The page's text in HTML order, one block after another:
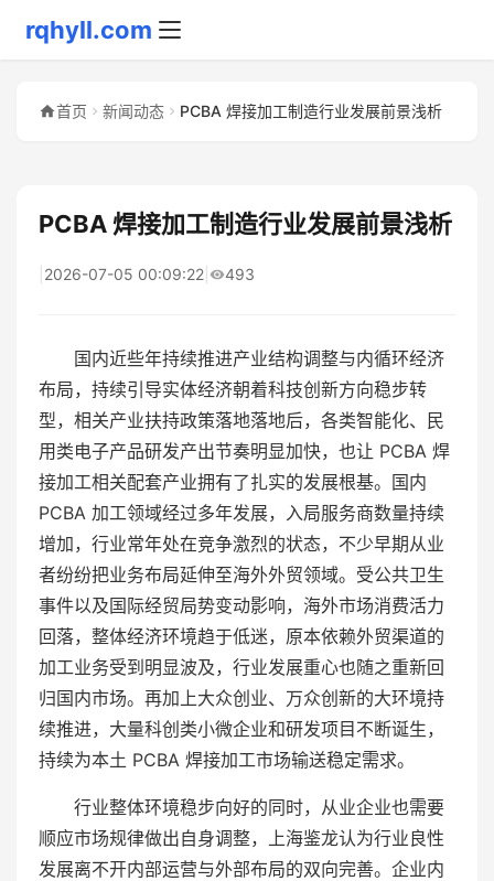
rqhyll.com
首页 新闻动态 PCBA 焊接加工制造行业发展前景浅析
PCBA 焊接加工制造行业发展前景浅析
2026-07-05 00:09:22 493
国内近些年持续推进产业结构调整与内循环经济
布局，持续引导实体经济朝着科技创新方向稳步转
型，相关产业扶持政策落地落地后，各类智能化、民
用类电子产品研发产出节奏明显加快，也让 PCBA 焊
接加工相关配套产业拥有了扎实的发展根基。国内
PCBA 加工领域经过多年发展，入局服务商数量持续
增加，行业常年处在竞争激烈的状态，不少早期从业
者纷纷把业务布局延伸至海外外贸领域。受公共卫生
事件以及国际经贸局势变动影响，海外市场消费活力
回落，整体经济环境趋于低迷，原本依赖外贸渠道的
加工业务受到明显波及，行业发展重心也随之重新回
归国内市场。再加上大众创业、万众创新的大环境持
续推进，大量科创类小微企业和研发项目不断诞生，
持续为本土 PCBA 焊接加工市场输送稳定需求。
行业整体环境稳步向好的同时，从业企业也需要
顺应市场规律做出自身调整，上海鉴龙认为行业良性
发展离不开内部运营与外部布局的双向完善。企业内